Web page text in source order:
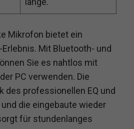
Mikrofon bietet ein
Mit Bluetooth- und
Sie es nahtlos mit
PC verwenden. Die
des professionellen EQ und
die eingebaute wieder
für stundenlanges